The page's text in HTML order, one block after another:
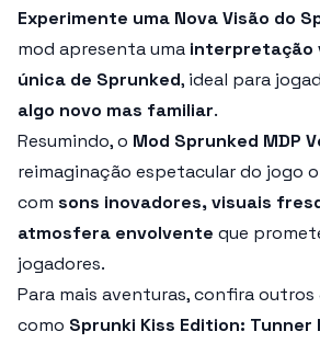
Experimente uma Nova Visão do
mod apresenta uma interpretação
única de Sprunked, ideal para
algo novo mas familiar.
Resumindo, o Mod Sprunked MDP
reimaginação espetacular do jogo
com sons inovadores, visuais
atmosfera envolvente que
jogadores.
Para mais aventuras, confira
como Sprunki Kiss Edition: Tunner